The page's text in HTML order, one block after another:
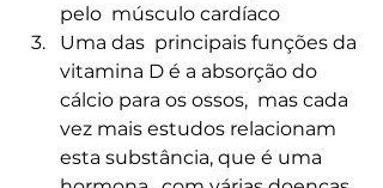
pelo  músculo cardíaco
Uma das  principais funções da
vitamina D é a absorção do
cálcio para os ossos,  mas cada
vez mais estudos relacionam
esta substância, que é uma